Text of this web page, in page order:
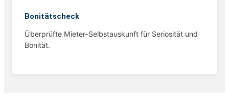
Bonitätscheck
Überprüfte Mieter-Selbstauskunft für Seriosität und
Bonität.